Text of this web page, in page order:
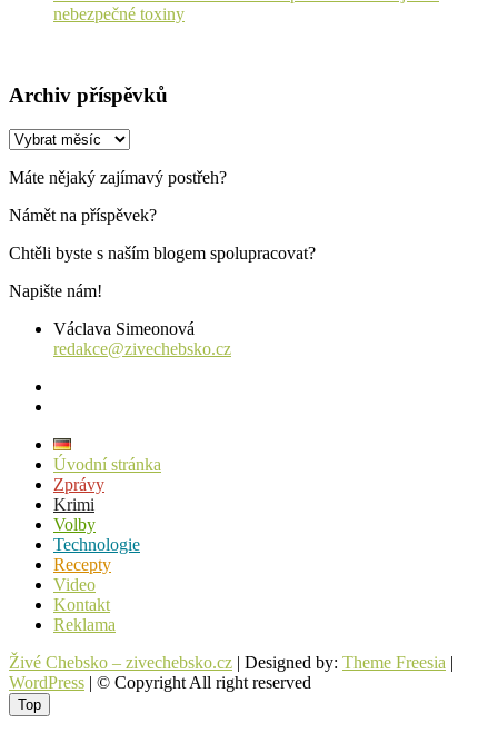
nebezpečné toxiny
Archiv příspěvků
Archiv
Máte nějaký zajímavý postřeh?
Námět na příspěvek?
Chtěli byste s naším blogem spolupracovat?
Napište nám!
Václava Simeonová
redakce@zivechebsko.cz
Úvodní stránka
Zprávy
Krimi
Volby
Technologie
Recepty
Video
Kontakt
Reklama
Živé Chebsko – zivechebsko.cz | Designed by: Theme Freesia |
WordPress | © Copyright All right reserved
Top